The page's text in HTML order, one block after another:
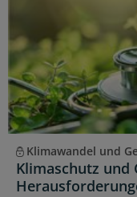
Klimawandel und
Klimaschutz und